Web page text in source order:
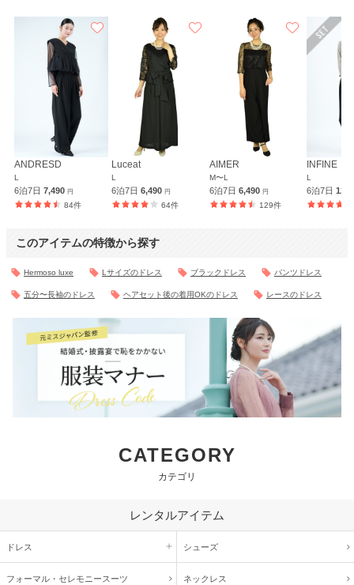
ANDRESD
L
6泊7日 7,490 円
84件
Luceat
L
6泊7日6,490円
64件
AIMER
M〜L
6泊7日 6,490 円
129件
INFINE
L
6泊7日
このアイテムの特徴から探す
Hermoso luxe Lサイズのドレス ブラックドレス パンツドレス
五分〜長袖のドレス ヘアセット後の着用OKのドレス レースのドレス
CATEGORY
カテゴリ
レンタルアイテム
ドレス シューズ
フォーマル・ セレモニースーツ ネックレス